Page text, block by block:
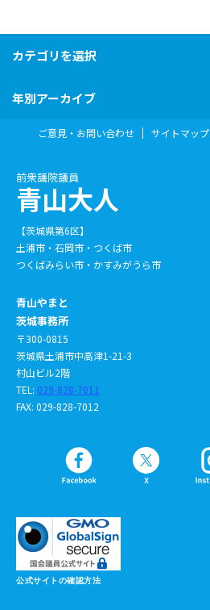
カテゴリを選択
年別アーカイブ
前衆議院議員
青山大人
【茨城県第6区】
土浦市・石岡市・つくば市
つくばみらい市・かすみがうら市
青山やまと
茨城事務所
〒300-0815
茨城県土浦市中高津1-21-3
村山ビル2階
TEL: 029-828-7011
FAX: 029-828-7012
公式サイトの確認方法
ご意見・お問い合わせ サイトマップ